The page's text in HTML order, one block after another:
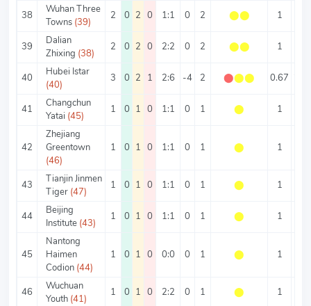
38
Wuhan Three
Towns (39)
2 0 2 0 1:1 0 2 ⬤⬤ 1
39
Dalian
Zhixing (38)
2 0 2 0 2:2 0 2 ⬤⬤ 1
40
Hubei Istar
(40)
3 0 2 1 2:6 -4 2 ⬤⬤⬤ 0.67
41
Changchun
Yatai (45)
1 0 1 0 1:1 0 1 ⬤ 1
42
Zhejiang
Greentown
(46)
1 0 1 0 1:1 0 1 ⬤ 1
43
Tianjin Jinmen
Tiger (47)
1 0 1 0 1:1 0 1 ⬤ 1
44
Beijing
Institute (43)
1 0 1 0 1:1 0 1 ⬤ 1
45
Nantong
Haimen
Codion (44)
1 0 1 0 0:0 0 1 ⬤ 1
46
Wuchuan
Youth (41)
1 0 1 0 2:2 0 1 ⬤ 1